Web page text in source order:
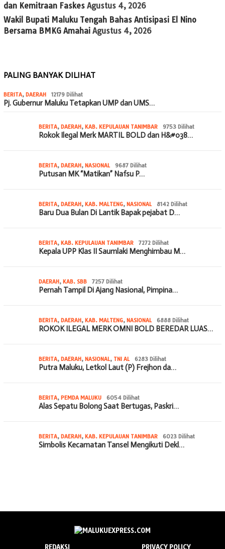
dan Kemitraan Faskes Agustus 4, 2026
Wakil Bupati Maluku Tengah Bahas Antisipasi El Nino
Bersama BMKG Amahai Agustus 4, 2026
PALING BANYAK DILIHAT
BERITA, DAERAH 12179 Dilihat
Pj. Gubernur Maluku Tetapkan UMP dan UMS…
BERITA, DAERAH, KAB. KEPULAUAN TANIMBAR 9753 Dilihat
Rokok Ilegal Merk MARTIL BOLD dan H&#038…
BERITA, DAERAH, NASIONAL 9687 Dilihat
Putusan MK “Matikan” Nafsu P…
BERITA, DAERAH, KAB. MALTENG, NASIONAL 8142 Dilihat
Baru Dua Bulan Di Lantik Bapak pejabat D…
BERITA, KAB. KEPULAUAN TANIMBAR 7272 Dilihat
Kepala UPP Klas II Saumlaki Menghimbau M…
DAERAH, KAB. SBB 7257 Dilihat
Pernah Tampil Di Ajang Nasional, Pimpina…
BERITA, DAERAH, KAB. MALTENG, NASIONAL 6888 Dilihat
ROKOK ILEGAL MERK OMNI BOLD BEREDAR LUAS…
BERITA, DAERAH, NASIONAL, TNI AL 6283 Dilihat
Putra Maluku, Letkol Laut (P) Frejhon da…
BERITA, PEMDA MALUKU 6054 Dilihat
Alas Sepatu Bolong Saat Bertugas, Paskri…
BERITA, DAERAH, KAB. KEPULAUAN TANIMBAR 6023 Dilihat
Simbolis Kecamatan Tansel Mengikuti Dekl…
REDAKSI PRIVACY POLICY